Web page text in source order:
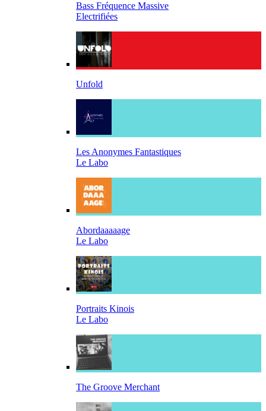
Bass Fréquence Massive
Electrifiées
Unfold
Les Anonymes Fantastiques
Le Labo
Abordaaaaage
Le Labo
Portraits Kinois
Le Labo
The Groove Merchant